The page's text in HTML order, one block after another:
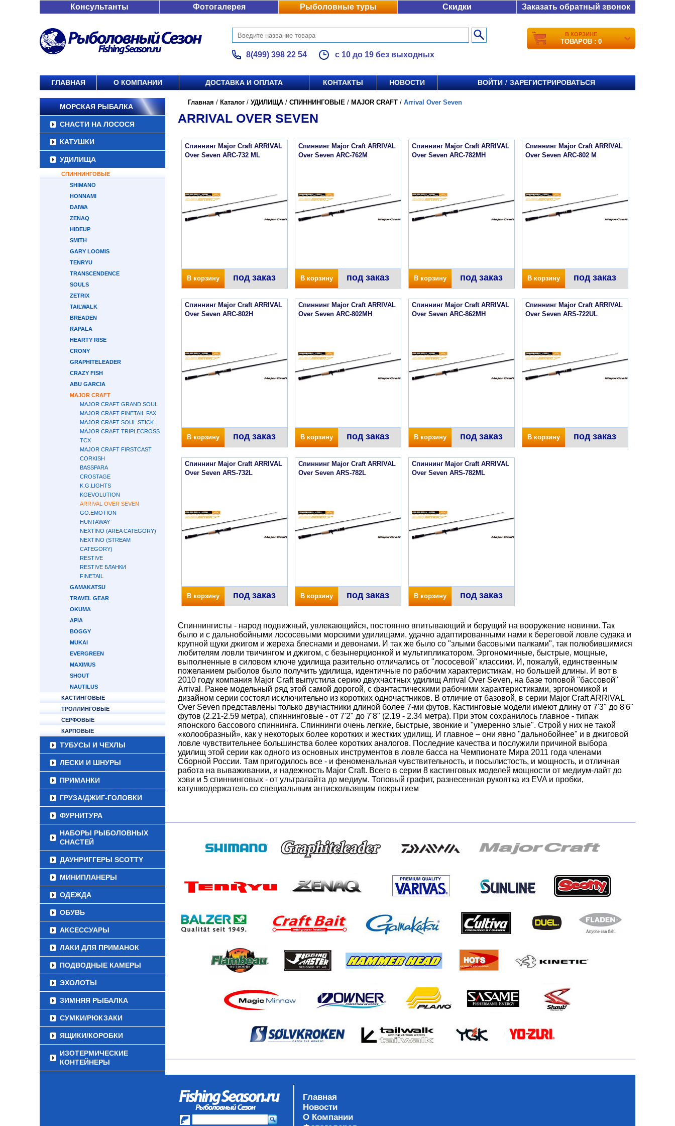
Консультанты Фотогалерея Рыболовные туры Скидки Заказать обратный звонок
8(499) 398 22 54 с 10 до 19 без выходных
В КОРЗИНЕ
ТОВАРОВ : 0
ГЛАВНАЯ О КОМПАНИИ ДОСТАВКА И ОПЛАТА КОНТАКТЫ НОВОСТИ ВОЙТИ / ЗАРЕГИСТРИРОВАТЬСЯ
МОРСКАЯ РЫБАЛКА
СНАСТИ НА ЛОСОСЯ
КАТУШКИ
УДИЛИЩА
СПИННИНГОВЫЕ
SHIMANO
HONNAMI
DAIWA
ZENAQ
HIDEUP
SMITH
GARY LOOMIS
TENRYU
TRANSCENDENCE
SOULS
ZETRIX
TAILWALK
BREADEN
RAPALA
HEARTY RISE
CRONY
GRAPHITELEADER
CRAZY FISH
ABU GARCIA
MAJOR CRAFT
MAJOR CRAFT GRAND SOUL
MAJOR CRAFT FINETAIL FAX
MAJOR CRAFT SOUL STICK
MAJOR CRAFT TRIPLECROSS
TCX
MAJOR CRAFT FIRSTCAST
CORKISH
BASSPARA
CROSTAGE
K.G.LIGHTS
KGEVOLUTION
ARRIVAL OVER SEVEN
GO.EMOTION
HUNTAWAY
NEXTINO (AREA CATEGORY)
NEXTINO (STREAM
CATEGORY)
RESTIVE
RESTIVE БЛАНКИ
FINETAIL
GAMAKATSU
TRAVEL GEAR
OKUMA
APIA
BOGGY
MUKAI
EVERGREEN
MAXIMUS
SHOUT
NAUTILUS
КАСТИНГОВЫЕ
ТРОЛЛИНГОВЫЕ
СЕРФОВЫЕ
КАРПОВЫЕ
ТУБУСЫ И ЧЕХЛЫ
ЛЕСКИ И ШНУРЫ
ПРИМАНКИ
ГРУЗА/ДЖИГ-ГОЛОВКИ
ФУРНИТУРА
НАБОРЫ РЫБОЛОВНЫХ
СНАСТЕЙ
ДАУНРИГГЕРЫ SCOTTY
МИНИПЛАНЕРЫ
ОДЕЖДА
ОБУВЬ
АКСЕССУАРЫ
ЛАКИ ДЛЯ ПРИМАНОК
ПОДВОДНЫЕ КАМЕРЫ
ЭХОЛОТЫ
ЗИМНЯЯ РЫБАЛКА
СУМКИ/РЮКЗАКИ
ЯЩИКИ/КОРОБКИ
ИЗОТЕРМИЧЕСКИЕ
КОНТЕЙНЕРЫ
Главная / Каталог / УДИЛИЩА / СПИННИНГОВЫЕ / MAJOR CRAFT / Arrival Over Seven
ARRIVAL OVER SEVEN
Спиннинг Major Craft ARRIVAL
Over Seven ARC-732 ML
В корзину под заказ
Спиннинг Major Craft ARRIVAL
Over Seven ARC-762M
В корзину под заказ
Спиннинг Major Craft ARRIVAL
Over Seven ARC-782MH
В корзину под заказ
Спиннинг Major Craft ARRIVAL
Over Seven ARC-802 M
В корзину под заказ
Спиннинг Major Craft ARRIVAL
Over Seven ARC-802H
В корзину под заказ
Спиннинг Major Craft ARRIVAL
Over Seven ARC-802MH
В корзину под заказ
Спиннинг Major Craft ARRIVAL
Over Seven ARC-862MH
В корзину под заказ
Спиннинг Major Craft ARRIVAL
Over Seven ARS-722UL
В корзину под заказ
Спиннинг Major Craft ARRIVAL
Over Seven ARS-732L
В корзину под заказ
Спиннинг Major Craft ARRIVAL
Over Seven ARS-782L
В корзину под заказ
Спиннинг Major Craft ARRIVAL
Over Seven ARS-782ML
В корзину под заказ
Спиннингисты - народ подвижный, увлекающийся, постоянно впитывающий и берущий на вооружение новинки. Так
было и с дальнобойными лососевыми морскими удилищами, удачно адаптированными нами к береговой ловле судака и
крупной щуки джигом и жереха блеснами и девонами. И так же было со "злыми басовыми палками", так полюбившимися
любителям ловли твичингом и джигом, с безынерционкой и мультипликатором. Эргономичные, быстрые, мощные,
выполненные в силовом ключе удилища разительно отличались от "лососевой" классики. И, пожалуй, единственным
пожеланием рыболов было получить удилища, идентичные по рабочим характеристикам, но большей длины. И вот в
2010 году компания Major Craft выпустила серию двухчастных удилищ Arrival Over Seven, на базе топовой "бассовой"
Arrival. Ранее модельный ряд этой самой дорогой, с фантастическими рабочими характеристиками, эргономикой и
дизайном серии состоял исключительно из коротких одночастников. В отличие от базовой, в серии Major Craft ARRIVAL
Over Seven представлены только двучастники длиной более 7-ми футов. Кастинговые модели имеют длину от 7'3" до 8'6"
футов (2.21-2.59 метра), спиннинговые - от 7'2" до 7'8" (2.19 - 2.34 метра). При этом сохранилось главное - типаж
японского бассового спиннинга. Спиннинги очень легкие, быстрые, звонкие и "умеренно злые". Строй у них не такой
«колообразный», как у некоторых более коротких и жестких удилищ. И главное – они явно "дальнобойнее" и в джиговой
ловле чувствительнее большинства более коротких аналогов. Последние качества и послужили причиной выбора
удилищ этой серии как одного из основных инструментов в ловле басса на Чемпионате Мира 2011 года членами
Сборной России. Там пригодилось все - и феноменальная чувствительность, и посылистость, и мощность, и отличная
работа на вываживании, и надежность Major Craft. Всего в серии 8 кастинговых моделей мощности от медиум-лайт до
хэви и 5 спиннинговых - от ультралайта до медиум. Топовый графит, разнесенная рукоятка из EVA и пробки,
катушкодержатель со специальным антискользящим покрытием
Главная
Новости
О Компании